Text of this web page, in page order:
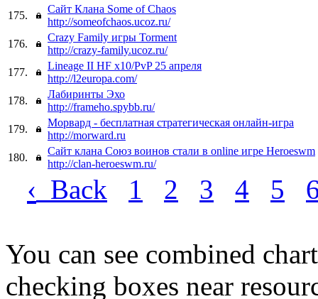
175.
Cайт Клана Some of Chaos
http://someofchaos.ucoz.ru/
176.
Crazy Family игры Torment
http://crazy-family.ucoz.ru/
177.
Lineage II HF х10/PvP 25 апреля
http://l2europa.com/
178.
Лабиринты Эхо
http://frameho.spybb.ru/
179.
Морвард - бесплатная стратегическая онлайн-игра
http://morward.ru
180.
Сайт клана Союз воинов стали в online игре Heroeswm
http://clan-heroeswm.ru/
‹ Back 1 2 3 4 5
You can see combined
checking boxes near